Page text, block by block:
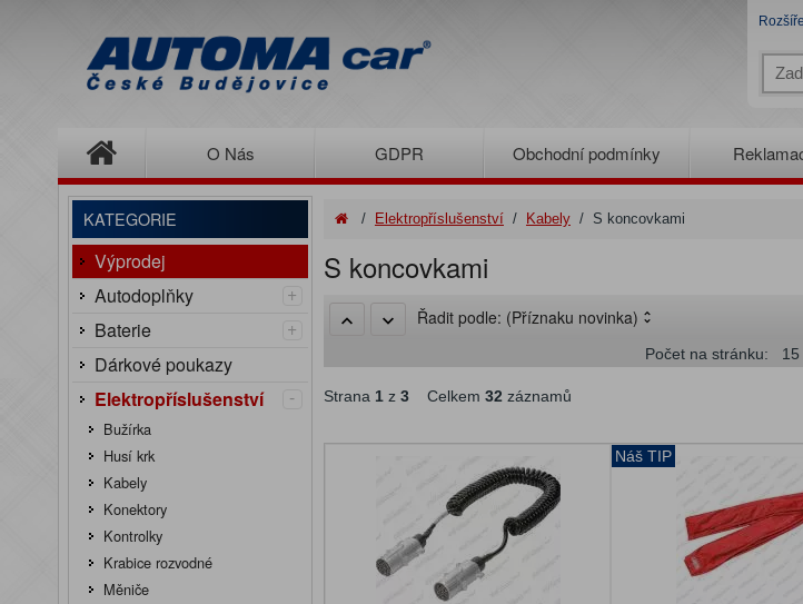
O Nás GDPR Obchodní podmínky
KATEGORIE
Výprodej
Autodoplňky
+
Baterie
+
Dárkové poukazy
Elektropříslušenství
-
Bužírka
Husí krk
Kabely
Konektory
Kontrolky
Krabice rozvodné
Měniče
/ Elektropříslušenství/ Kabely/ S koncovkami
S koncovkami
Řadit podle: (Příznaku novinka)
Počet na stránku: 15
Strana 1z 3Celkem 32záznamů
Náš TIP